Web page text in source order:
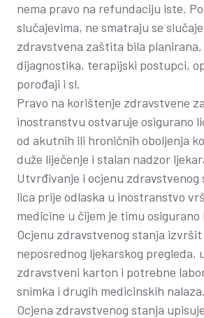
nema pravo na refundaciju iste.
slučajevima, ne smatraju se
zdravstvena zaštita bila planirana,
dijagnostika, terapijski postupci,
porođaji i sl.
Pravo na korištenje zdravstvene
inostranstvu ostvaruje osigurano
od akutnih ili hroničnih oboljenja
duže liječenje i stalan nadzor
Utvrđivanje i ocjenu zdravstvenog
lica prije odlaska u inostranstvo
medicine u čijem je timu
Ocjenu zdravstvenog stanja
neposrednog ljekarskog pregleda,
zdravstveni karton i potrebne
snimka i drugih medicinskih nalaza.
Ocjena zdravstvenog stanja